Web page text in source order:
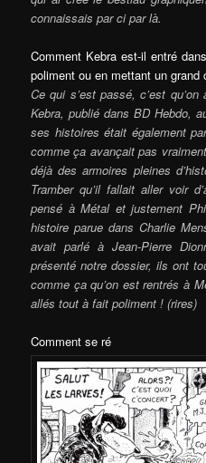
connaissais par ci par là.
Comment Kebra est-il entré
poliment ou en mettant un
Ce qui s’est passé, c’est
Kebra, publié dans BD Hebdo,
ses histoires était également
comme ça avançait pas
déjà des armoires pleines
Tramber qu’il fallait aller voir
pensé à Métal et justement
histoire parue dans Charlie
avait parlé à Jean-Pierre
présenté notre dossier, ils ont
comme ça qu’on est rentrés à
allés tout à fait poliment ! (rires)
Comment se ré